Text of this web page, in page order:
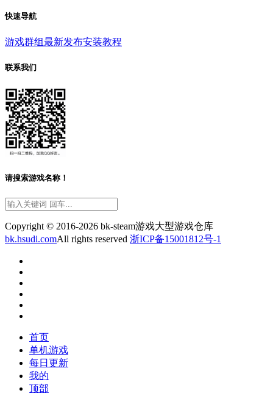
快速导航
游戏群组最新发布安装教程
联系我们
请搜索游戏名称！
Copyright © 2016-2026 bk-steam游戏大型游戏仓库
bk.hsudi.comAll rights reserved 浙ICP备15001812号-1
首页
单机游戏
每日更新
我的
顶部